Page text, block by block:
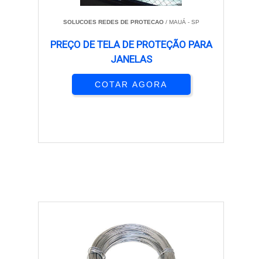
SOLUCOES REDES DE PROTECAO/ MAUÁ - SP
PREÇO DE TELA DE PROTEÇÃO PARA
JANELAS
COTAR AGORA